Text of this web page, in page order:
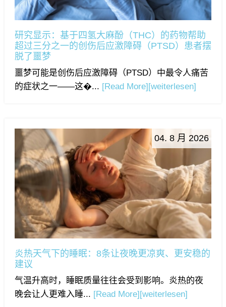
研究显示：基于四氢大麻酚（THC）的药物帮助
超过三分之一的创伤后应激障碍（PTSD）患者摆
脱了噩梦
噩梦可能是创伤后应激障碍（PTSD）中最令人痛苦
的症状之一——这�... [Read More] [weiterlesen]
04. 8 月 2026
炎热天气下的睡眠：8条让夜晚更凉爽、更安稳的
建议
气温升高时，睡眠质量往往会受到影响。炎热的夜
晚会让人更难入睡... [Read More] [weiterlesen]